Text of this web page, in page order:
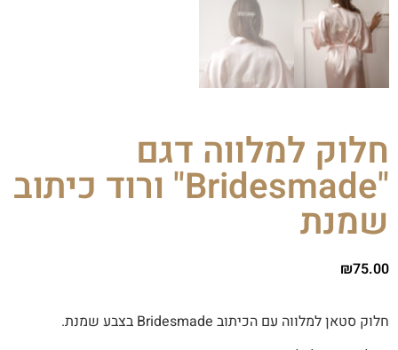
חלוק למלווה דגם
"Bridesmade" ורוד כיתוב
שמנת
₪75.00
חלוק סטאן למלווה עם הכיתוב
בצבע שמנת.